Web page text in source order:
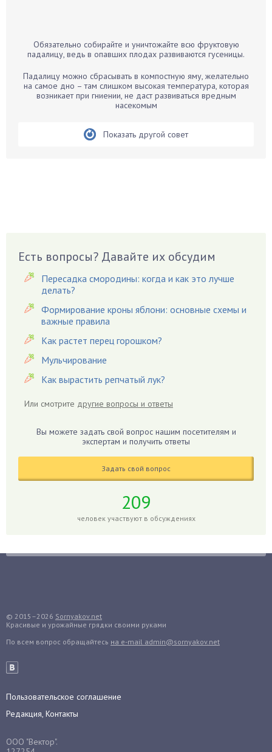
Бархатцы
Белые грибы
Бирючина
Вишня
Вредители
Гардения
Гацания
Гвоздики
Георгины
Герань
Гиацинт
Гиппеаструм
Годжи
Голубика
Гуава
Гузмания
Дайкон
Дендробиум
Денежное дерево
Драцена
Обязательно собирайте и уничтожайте всю фруктовую
падалицу, ведь в опавших плодах развиваются гусеницы.
Падалицу можно сбрасывать в компостную яму, желательно
на самое дно – там слишком высокая температура, которая
возникает при гниении, не даст развиваться вредным
насекомым
Показать другой совет
Есть вопросы? Давайте их обсудим
Пересадка смородины: когда и как это лучше
делать?
Формирование кроны яблони: основные схемы и
важные правила
Как растет перец горошком?
Мульчирование
Как вырастить репчатый лук?
Или смотрите другие вопросы и ответы
Вы можете задать свой вопрос нашим посетителям и
экспертам и получить ответы
Задать свой вопрос
209
человек участвуют в обсуждениях
© 2015–2026 Sornyakov.net
Красивые и урожайные грядки своими руками
По всем вопрос обращайтесь на e-mail admin@sornyakov.net
Пользовательское соглашение
Редакция, Контакты
ООО "Вектор".